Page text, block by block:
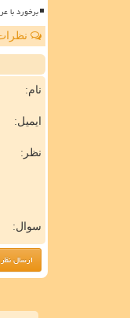
برخورد با
نام:
ایمیل:
نظر:
سوال: